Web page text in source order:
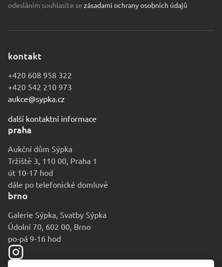
odesláním souhlasíte se zásadami ochrany osobních údajů
kontakt
+420 608 958 322
+420 542 210 973
aukce@sypka.cz
další kontaktní informace
praha
Aukční dům Sýpka
Tržiště 3, 110 00, Praha 1
út 10-17 hod
dále po telefonické domluvě
brno
Galerie Sýpka, Svatby Sýpka
Údolní 70, 602 00, Brno
po-pá 9-16 hod